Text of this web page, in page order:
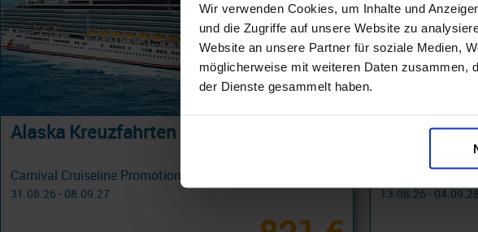
Wir verwenden Cookies, um Inhalte und
und die Zugriffe auf unsere Website zu
Website an unsere Partner für soziale Medien,
möglicherweise mit weiteren Daten zusammen,
der Dienste gesammelt haben.
Alaska Kreuzfahrten ab San Francisco
31.08.26 - 08.09.27
Alaska
Alaska 2 Tage
13.08.26 - 04.09.28